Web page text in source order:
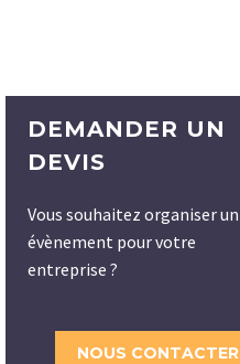
DEMANDER UN
DEVIS
Vous souhaitez organiser un
évènement pour votre
entreprise ?
NOUS CONTACTER